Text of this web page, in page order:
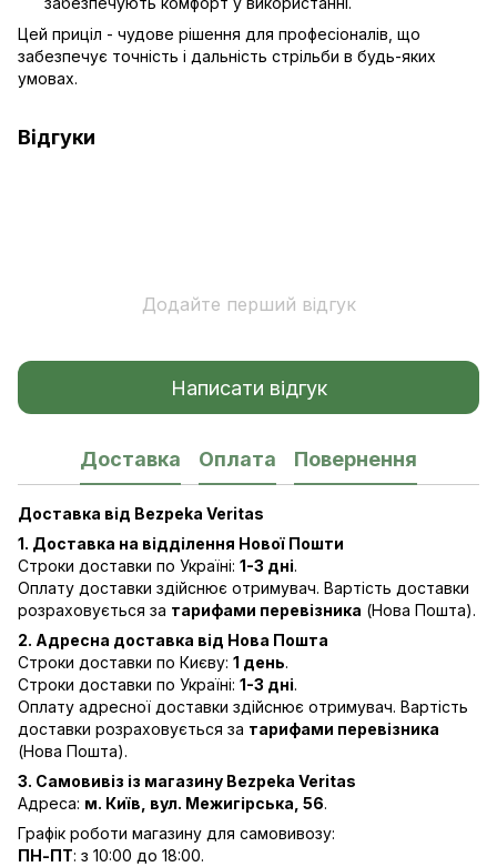
Цей приціл - чудове рішення для професіоналів, що
забезпечує точність і дальність стрільби в будь-яких
умовах.
Відгуки
Додайте перший відгук
Написати відгук
Доставка Оплата Повернення
Доставка від Bezpeka Veritas
1. Доставка на відділення Нової Пошти
Строки доставки по Україні: 1-3 дні.
Оплату доставки здійснює отримувач. Вартість доставки
розраховується за тарифами перевізника (Нова Пошта).
2. Адресна доставка від Нова Пошта
Строки доставки по Києву: 1 день.
Строки доставки по Україні: 1-3 дні.
Оплату адресної доставки здійснює отримувач. Вартість
доставки розраховується за тарифами перевізника
(Нова Пошта).
3. Самовивіз із магазину Bezpeka Veritas
Адреса: м. Київ, вул. Межигірська, 56.
Графік роботи магазину для самовивозу:
ПН-ПТ: з 10:00 до 18:00.